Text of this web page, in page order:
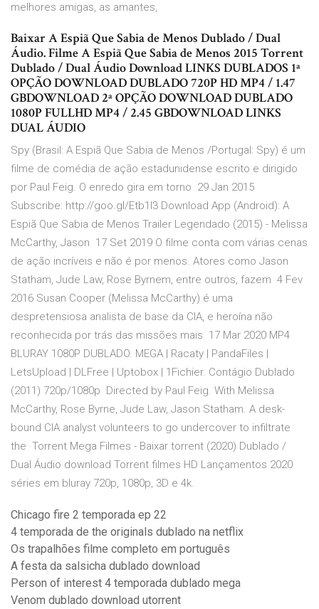
melhores amigas, as amantes,
Baixar A Espiã Que Sabia de Menos Dublado / Dual
Áudio. Filme A Espiã Que Sabia de Menos 2015 Torrent
Dublado / Dual Áudio Download LINKS DUBLADOS 1ª
OPÇÃO DOWNLOAD DUBLADO 720P HD MP4 / 1.47
GBDOWNLOAD 2ª OPÇÃO DOWNLOAD DUBLADO
1080P FULLHD MP4 / 2.45 GBDOWNLOAD LINKS
DUAL ÁUDIO
Spy (Brasil: A Espiã Que Sabia de Menos /Portugal: Spy) é um
filme de comédia de ação estadunidense escrito e dirigido
por Paul Feig. O enredo gira em torno 29 Jan 2015
Subscribe: http://goo.gl/Etb1I3 Download App (Android): A
Espiã Que Sabia de Menos Trailer Legendado (2015) - Melissa
McCarthy, Jason 17 Set 2019 O filme conta com várias cenas
de ação incríveis e não é por menos. Atores como Jason
Statham, Jude Law, Rose Byrnem, entre outros, fazem 4 Fev
2016 Susan Cooper (Melissa McCarthy) é uma
despretensiosa analista de base da CIA, e heroína não
reconhecida por trás das missões mais 17 Mar 2020 MP4
BLURAY 1080P DUBLADO. MEGA | Racaty | PandaFiles |
LetsUpload | DLFree | Uptobox | 1Fichier. Contágio Dublado
(2011) 720p/1080p Directed by Paul Feig. With Melissa
McCarthy, Rose Byrne, Jude Law, Jason Statham. A desk-
bound CIA analyst volunteers to go undercover to infiltrate
the Torrent Mega Filmes - Baixar torrent (2020) Dublado /
Dual Áudio download Torrent filmes HD Lançamentos 2020
séries em bluray 720p, 1080p, 3D e 4k.
Chicago fire 2 temporada ep 22
4 temporada de the originals dublado na netflix
Os trapalhões filme completo em português
A festa da salsicha dublado download
Person of interest 4 temporada dublado mega
Venom dublado download utorrent